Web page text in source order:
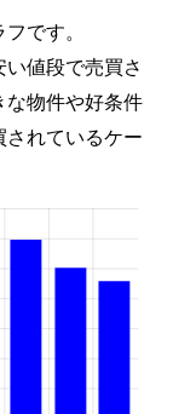
です。
値段で売買さ
物件や好条件
れているケー